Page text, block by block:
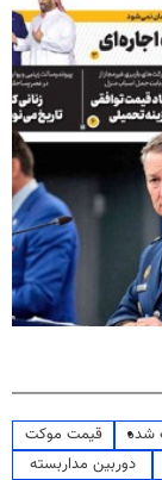
شده
قیمت موکت
دوربین مداربسته